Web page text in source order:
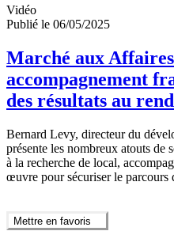
Vidéo
Publié le 06/05/2025
Marché aux
accompagnement
des résultats au
Bernard Levy, directeur du
présente les nombreux atouts de
à la recherche de local,
œuvre pour sécuriser le parcours
Mettre en favoris